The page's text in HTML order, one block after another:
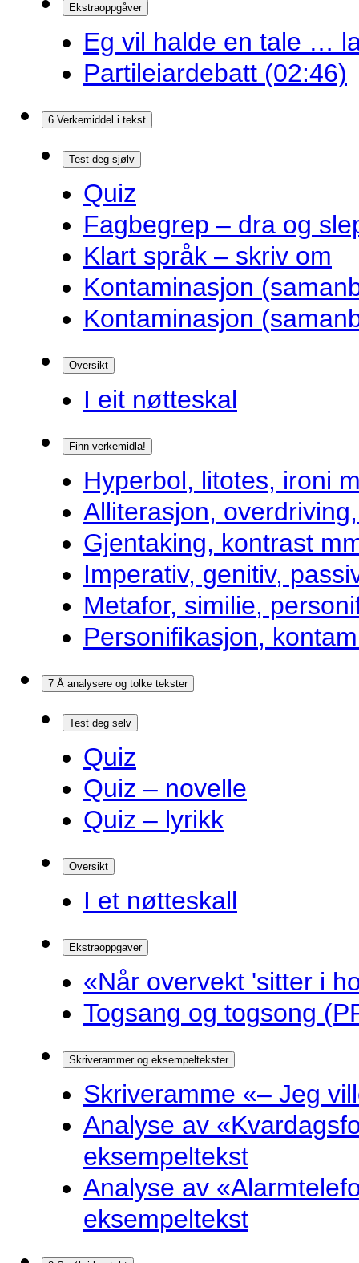
Ekstraoppgåver
Eg vil halde en tale …
Partileiardebatt (02:46)
6 Verkemiddel i tekst
Test deg sjølv
Quiz
Fagbegrep – dra og
Klart språk – skriv om
Kontaminasjon
Kontaminasjon
Oversikt
I eit nøtteskal
Finn verkemidla!
Hyperbol, litotes, ironi
Alliterasjon,
Gjentaking, kontrast
Imperativ, genitiv,
Metafor, similie,
Personifikasjon,
7 Å analysere og tolke tekster
Test deg selv
Quiz
Quiz – novelle
Quiz – lyrikk
Oversikt
I et nøtteskall
Ekstraoppgaver
«Når overvekt 'sitter i
Togsang og togsong
Skriverammer og eksempeltekster
Skriveramme «– Jeg
Analyse av
eksempeltekst
Analyse av
eksempeltekst